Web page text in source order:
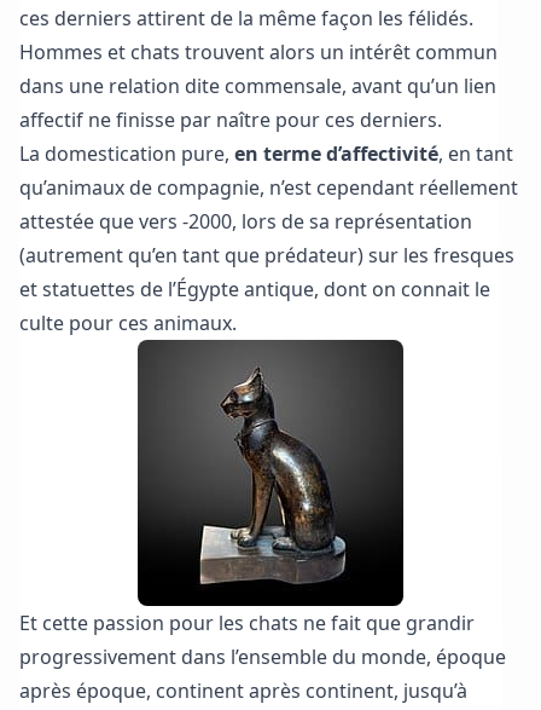
ces derniers attirent de la même façon les félidés.
Hommes et chats trouvent alors un intérêt commun
dans une relation dite commensale, avant qu’un lien
affectif ne finisse par naître pour ces derniers.
La domestication pure, en terme d’affectivité, en tant
qu’animaux de compagnie, n’est cependant réellement
attestée que vers -2000, lors de sa représentation
(autrement qu’en tant que prédateur) sur les fresques
et statuettes de l’Égypte antique, dont on connait le
culte pour ces animaux.
Et cette passion pour les chats ne fait que grandir
progressivement dans l’ensemble du monde, époque
après époque, continent après continent, jusqu’à